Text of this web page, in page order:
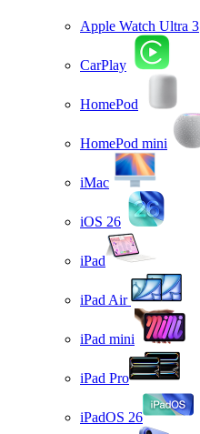
Apple Watch Ultra 3
CarPlay
HomePod
HomePod mini
iMac
iOS 26
iPad
iPad Air
iPad mini
iPad Pro
iPadOS 26